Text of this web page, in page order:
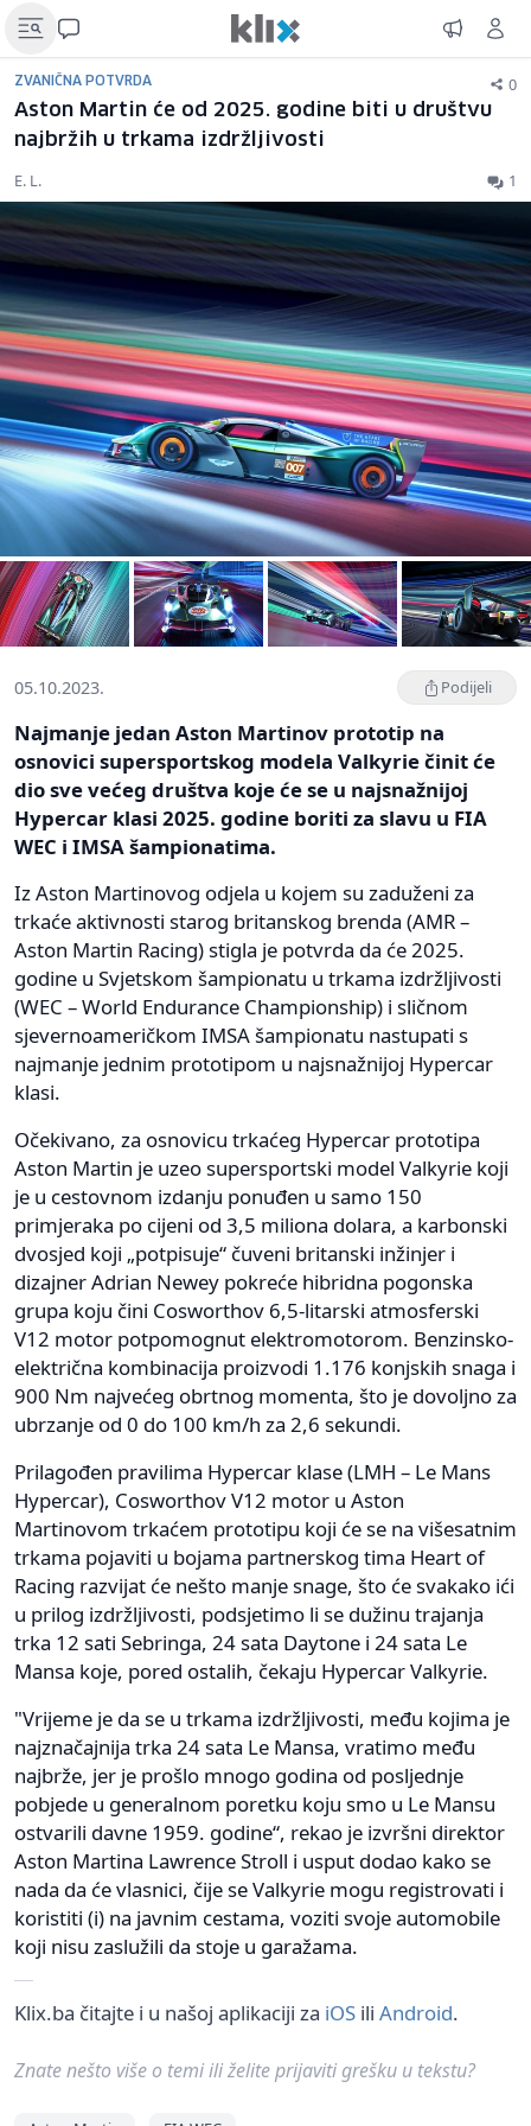
ZVANIČNA POTVRDA 0
Aston Martin će od 2025. godine biti u društvu
najbržih u trkama izdržljivosti
E. L. 1
05.10.2023. Podijeli
Najmanje jedan Aston Martinov prototip na
osnovici supersportskog modela Valkyrie činit će
dio sve većeg društva koje će se u najsnažnijoj
Hypercar klasi 2025. godine boriti za slavu u FIA
WEC i IMSA šampionatima.
Iz Aston Martinovog odjela u kojem su zaduženi za
trkaće aktivnosti starog britanskog brenda (AMR –
Aston Martin Racing) stigla je potvrda da će 2025.
godine u Svjetskom šampionatu u trkama izdržljivosti
(WEC – World Endurance Championship) i sličnom
sjevernoameričkom IMSA šampionatu nastupati s
najmanje jednim prototipom u najsnažnijoj Hypercar
klasi.
Očekivano, za osnovicu trkaćeg Hypercar prototipa
Aston Martin je uzeo supersportski model Valkyrie koji
je u cestovnom izdanju ponuđen u samo 150
primjeraka po cijeni od 3,5 miliona dolara, a karbonski
dvosjed koji „potpisuje“ čuveni britanski inžinjer i
dizajner Adrian Newey pokreće hibridna pogonska
grupa koju čini Cosworthov 6,5-litarski atmosferski
V12 motor potpomognut elektromotorom. Benzinsko-
električna kombinacija proizvodi 1.176 konjskih snaga i
900 Nm najvećeg obrtnog momenta, što je dovoljno za
ubrzanje od 0 do 100 km/h za 2,6 sekundi.
Prilagođen pravilima Hypercar klase (LMH – Le Mans
Hypercar), Cosworthov V12 motor u Aston
Martinovom trkaćem prototipu koji će se na višesatnim
trkama pojaviti u bojama partnerskog tima Heart of
Racing razvijat će nešto manje snage, što će svakako ići
u prilog izdržljivosti, podsjetimo li se dužinu trajanja
trka 12 sati Sebringa, 24 sata Daytone i 24 sata Le
Mansa koje, pored ostalih, čekaju Hypercar Valkyrie.
"Vrijeme je da se u trkama izdržljivosti, među kojima je
najznačajnija trka 24 sata Le Mansa, vratimo među
najbrže, jer je prošlo mnogo godina od posljednje
pobjede u generalnom poretku koju smo u Le Mansu
ostvarili davne 1959. godine“, rekao je izvršni direktor
Aston Martina Lawrence Stroll i usput dodao kako se
nada da će vlasnici, čije se Valkyrie mogu registrovati i
koristiti (i) na javnim cestama, voziti svoje automobile
koji nisu zaslužili da stoje u garažama.
Klix.ba čitajte i u našoj aplikaciji za iOS ili Android.
Znate nešto više o temi ili želite prijaviti grešku u tekstu?